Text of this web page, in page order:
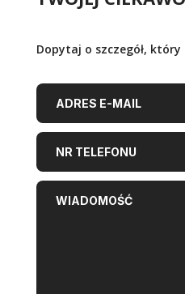
Dopytaj o szczegół,